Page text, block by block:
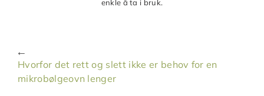
enkle å ta i bruk.
Hvorfor det rett og slett ikke er behov for en
mikrobølgeovn lenger